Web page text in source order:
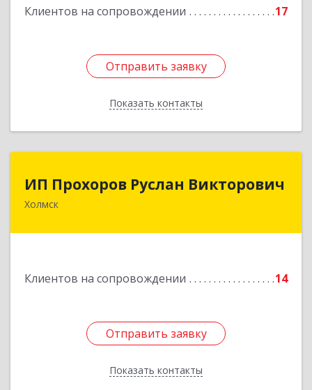
Клиентов на сопровождении 17
Отправить заявку
Показать контакты
Отправить заявку
Назад
ИП Прохоров Руслан Викторович
Холмск
Клиентов на сопровождении 14
Отправить заявку
Показать контакты
694620, Сахалинская обл, Холмский р-н, Холмск
Отправить заявку
Назад